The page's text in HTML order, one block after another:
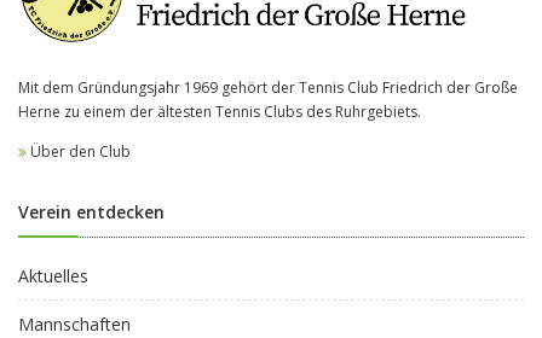
Mit dem Gründungsjahr 1969 gehört der Tennis Club Friedrich der Große
Herne zu einem der ältesten Tennis Clubs des Ruhrgebiets.
Über den Club
Verein entdecken
Aktuelles
Mannschaften